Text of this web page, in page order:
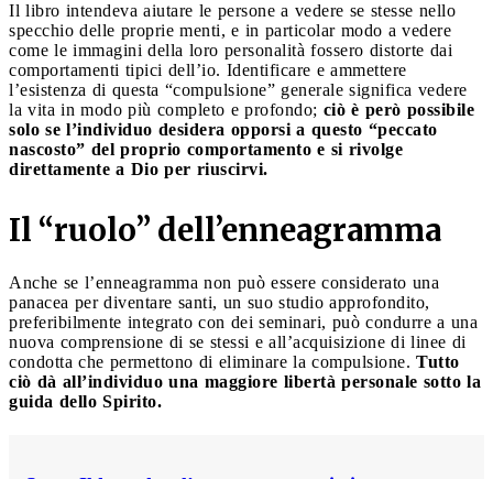
Il libro intendeva aiutare le persone a vedere se stesse nello
specchio delle proprie menti, e in particolar modo a vedere
come le immagini della loro personalità fossero distorte dai
comportamenti tipici dell’io. Identificare e ammettere
l’esistenza di questa “compulsione” generale significa vedere
la vita in modo più completo e profondo; ciò è però possibile
solo se l’individuo desidera opporsi a questo “peccato
nascosto” del proprio comportamento e si rivolge
direttamente a Dio per riuscirvi.
Il “ruolo” dell’enneagramma
Anche se l’enneagramma non può essere considerato una
panacea per diventare santi, un suo studio approfondito,
preferibilmente integrato con dei seminari, può condurre a una
nuova comprensione di se stessi e all’acquisizione di linee di
condotta che permettono di eliminare la compulsione. Tutto
ciò dà all’individuo una maggiore libertà personale sotto la
guida dello Spirito.